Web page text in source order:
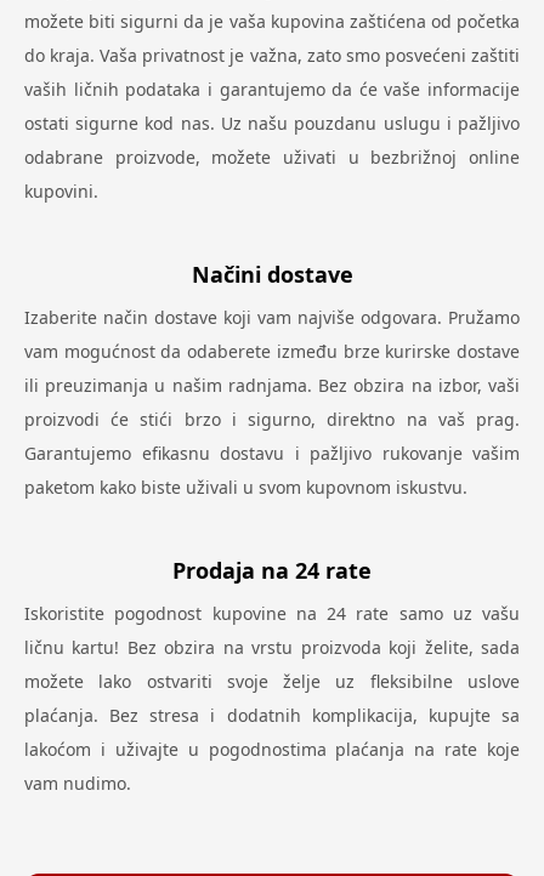
možete biti sigurni da je vaša kupovina zaštićena od početka
do kraja. Vaša privatnost je važna, zato smo posvećeni zaštiti
vaših ličnih podataka i garantujemo da će vaše informacije
ostati sigurne kod nas. Uz našu pouzdanu uslugu i pažljivo
odabrane proizvode, možete uživati u bezbrižnoj online
kupovini.
Načini dostave
Izaberite način dostave koji vam najviše odgovara. Pružamo
vam mogućnost da odaberete između brze kurirske dostave
ili preuzimanja u našim radnjama. Bez obzira na izbor, vaši
proizvodi će stići brzo i sigurno, direktno na vaš prag.
Garantujemo efikasnu dostavu i pažljivo rukovanje vašim
paketom kako biste uživali u svom kupovnom iskustvu.
Prodaja na 24 rate
Iskoristite pogodnost kupovine na 24 rate samo uz vašu
ličnu kartu! Bez obzira na vrstu proizvoda koji želite, sada
možete lako ostvariti svoje želje uz fleksibilne uslove
plaćanja. Bez stresa i dodatnih komplikacija, kupujte sa
lakoćom i uživajte u pogodnostima plaćanja na rate koje
vam nudimo.